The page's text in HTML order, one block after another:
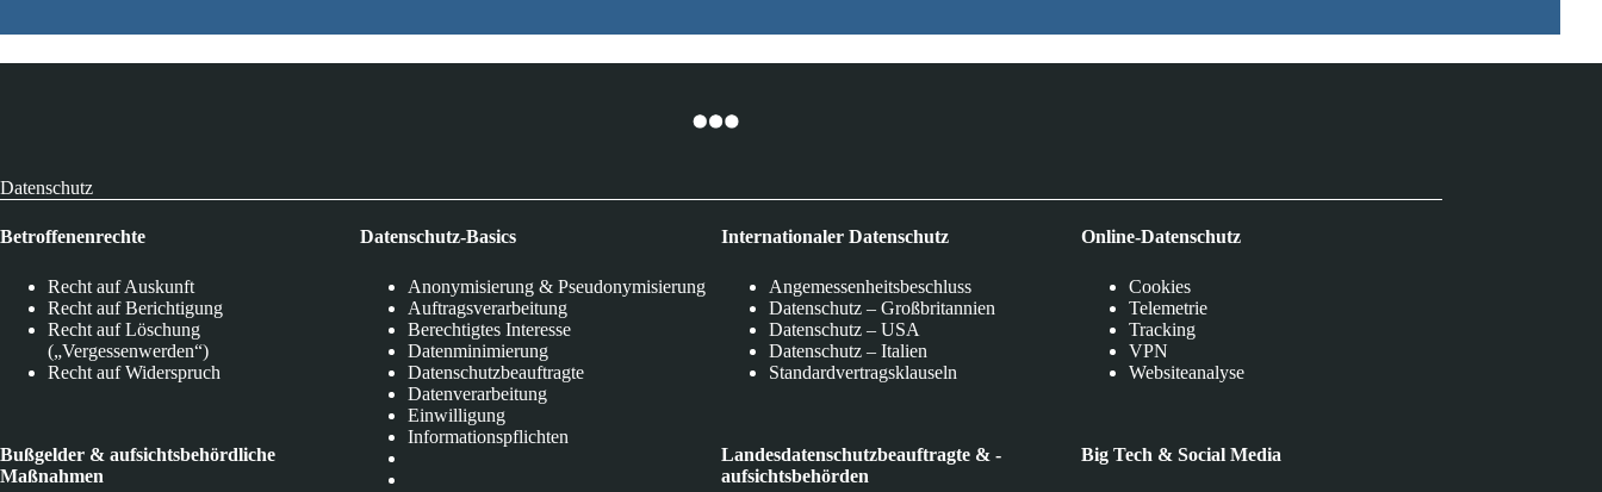
Datenschutz
Betroffenenrechte
Recht auf Auskunft
Recht auf Berichtigung
Recht auf Löschung
(„Vergessenwerden“)
Recht auf Widerspruch
Bußgelder & aufsichtsbehördliche
Maßnahmen
Datenschutz-Basics
Anonymisierung & Pseudonymisierung
Auftragsverarbeitung
Berechtigtes Interesse
Datenminimierung
Datenschutzbeauftragte
Datenverarbeitung
Einwilligung
Informationspflichten
Internationaler Datenschutz
Angemessenheitsbeschluss
Datenschutz – Großbritannien
Datenschutz – USA
Datenschutz – Italien
Standardvertragsklauseln
Landesdatenschutzbeauftragte & -
aufsichtsbehörden
Online-Datenschutz
Cookies
Telemetrie
Tracking
VPN
Websiteanalyse
Big Tech & Social Media